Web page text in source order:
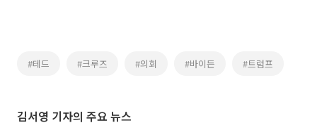
#테드 #크루즈 #의회 #바이든 #트럼프
김서영 기자의 주요 뉴스